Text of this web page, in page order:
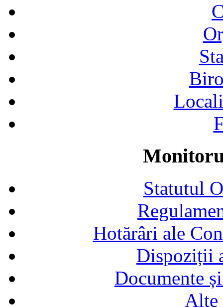
Statutul
Hotărâri ale
Dispoziții
Documente
Alte